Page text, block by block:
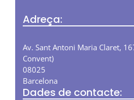
n
Adreça:
Av. Sant Antoni Maria Claret,
Convent)
08025
Barcelona
Dades de contacte: